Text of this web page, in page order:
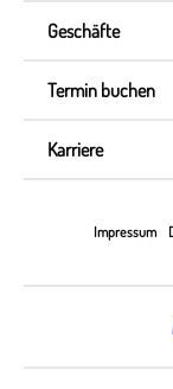
Geschäfte
Termin buchen
Karriere
Impressum